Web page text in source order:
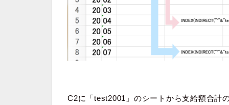
C2に「test2001」のシートから支給額合計